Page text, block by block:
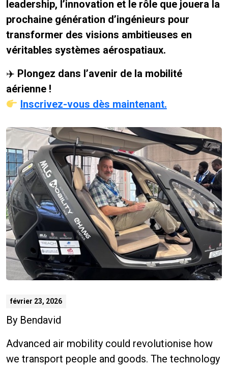
leadership, l’innovation et le rôle que jouera la
prochaine génération d’ingénieurs pour
transformer des visions ambitieuses en
véritables systèmes aérospatiaux.
✈ Plongez dans l’avenir de la mobilité
aérienne !
Inscrivez-vous dès maintenant.
février 23, 2026
By Bendavid
Advanced air mobility could revolutionise how
we transport people and goods. The technology